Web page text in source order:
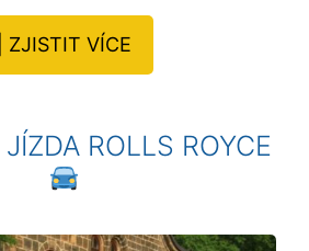
| ZJISTIT VÍCE
ROLLS ROYCE